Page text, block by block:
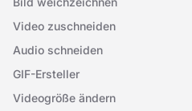
Video zuschneiden
Audio schneiden
GIF-Ersteller
Videogröße ändern